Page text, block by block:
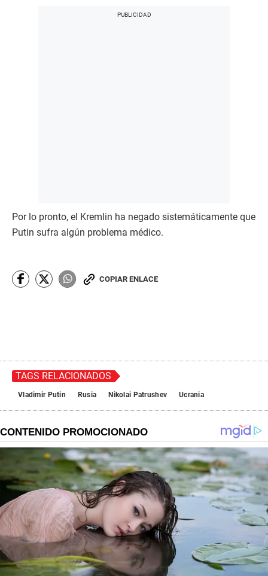
Por lo pronto, el Kremlin ha negado sistemáticamente que
Putin sufra algún problema médico.
COPIAR ENLACE
TAGS RELACIONADOS
Vladimir Putin Rusia Nikolai Patrushev Ucrania